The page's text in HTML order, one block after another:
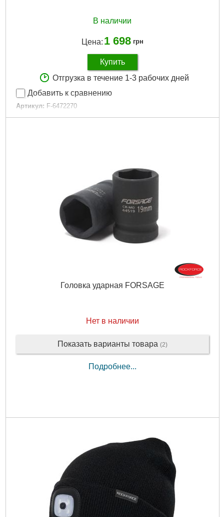
В наличии
Цена: 1 698 грн
Купить
Отгрузка в течение 1-3 рабочих дней
Добавить к сравнению
Артикул: F-6472270
Код товара: 17.17.35
Подробнее...
Головка ударная FORSAGE
Нет в наличии
Показать варианты товара (2)
Подробнее...